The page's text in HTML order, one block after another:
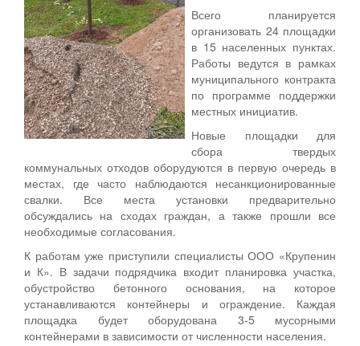
Всего планируется
организовать 24 площадки
в 15 населенных пунктах.
Работы ведутся в рамках
муниципального контракта
по программе поддержки
местных инициатив.
Новые площадки для
сбора твердых
коммунальных отходов оборудуются в первую очередь в
местах, где часто наблюдаются несанкционированные
свалки. Все места установки предварительно
обсуждались на сходах граждан, а также прошли все
необходимые согласования.
К работам уже приступили специалисты ООО «Крупенин
и К». В задачи подрядчика входит планировка участка,
обустройство бетонного основания, на которое
устанавливаются контейнеры и ограждение. Каждая
площадка будет оборудована 3-5 мусорными
контейнерами в зависимости от численности населения.